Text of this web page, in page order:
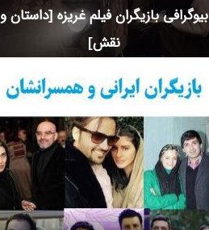
بیوگرافی بازیگران فیلم غریزه [داستان و
نقش]